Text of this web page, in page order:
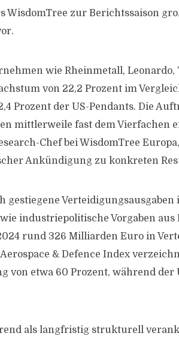
WisdomTree zur Berichtssaison
wie Rheinmetall, Leonardo,
von 22,2 Prozent im
Prozent der US-Pendants. Die
mittlerweile fast dem Vierfachen
Chef bei WisdomTree
Ankündigung zu konkreten
gestiegene Verteidigungsausgaben
industriepolitische Vorgaben aus
rund 326 Milliarden Euro in
& Defence Index
von etwa 60 Prozent, während der
als langfristig strukturell